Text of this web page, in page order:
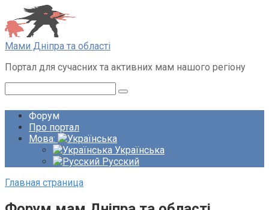
Перейти
до
вмісту
Мами Дніпра та області
Портал для сучасних та активних мам нашого регіону
Форум
Про портал
Мова:
Українська
Русский
Главная страница